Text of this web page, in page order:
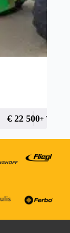
€ 22 500+ TVA